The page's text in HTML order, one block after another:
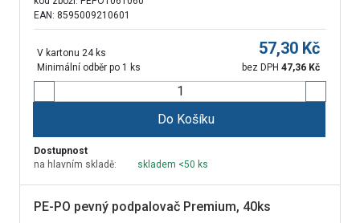
EAN: 8595009210601
V kartonu 24 ks
Minimální odběr po 1 ks
57,30 Kč
bez DPH 47,36 Kč
Do Košíku
Dostupnost
na hlavním skladě:
skladem <50 ks
PE-PO pevný podpalovač Premium, 40ks